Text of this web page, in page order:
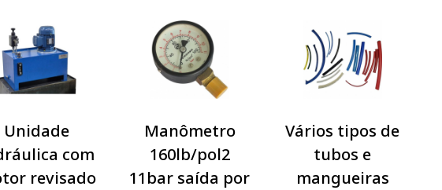
Unidade
com
revisado
Manômetro
160lb/pol2
11bar saída por
Vários tipos de
tubos e
mangueiras